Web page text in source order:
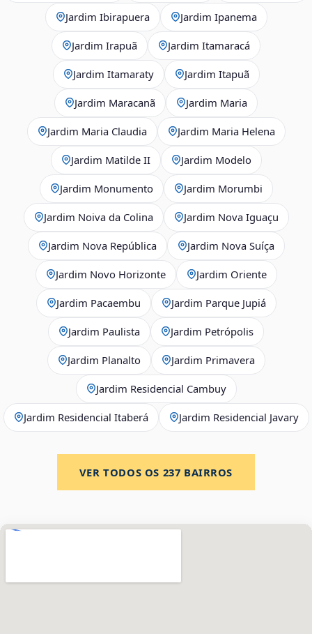
Jardim Ibirapuera Jardim Ipanema
Jardim Irapuã Jardim Itamaracá
Jardim Itamaraty Jardim Itapuã
Jardim Maracanã Jardim Maria
Jardim Maria Claudia Jardim Maria Helena
Jardim Matilde II Jardim Modelo
Jardim Monumento Jardim Morumbi
Jardim Noiva da Colina Jardim Nova Iguaçu
Jardim Nova República Jardim Nova Suíça
Jardim Novo Horizonte Jardim Oriente
Jardim Pacaembu Jardim Parque Jupiá
Jardim Paulista Jardim Petrópolis
Jardim Planalto Jardim Primavera
Jardim Residencial Cambuy
Jardim Residencial Itaberá Jardim Residencial Javary
VER TODOS OS 237 BAIRROS